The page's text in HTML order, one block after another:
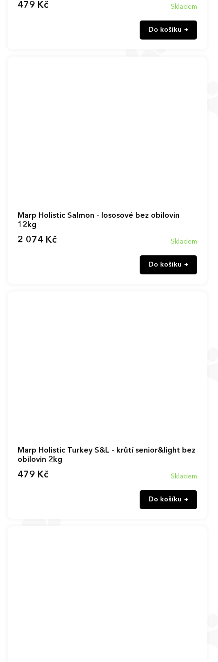
Skladem
479 Kč
Do košíku
Marp Holistic Salmon - lososové bez obilovin
12kg
Skladem
2 074 Kč
Do košíku
Marp Holistic Turkey S&L - krůtí senior&light bez
obilovin 2kg
Skladem
479 Kč
Do košíku